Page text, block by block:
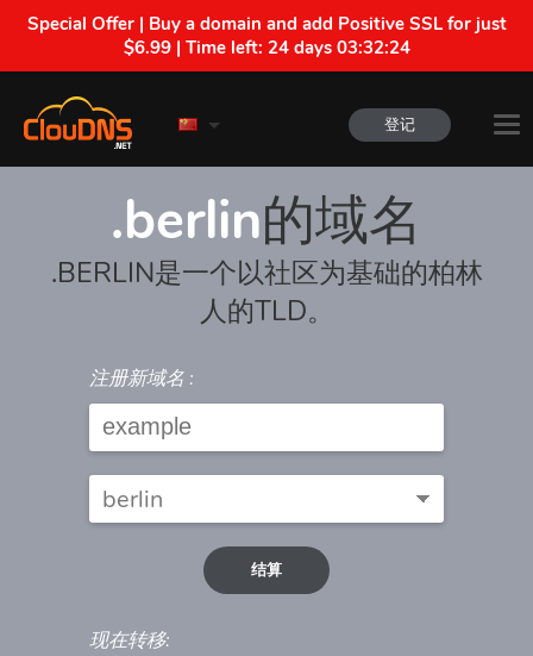
Special Offer | Buy a domain and add Positive SSL for just
$6.99 | Time left: 24 days 03:32:24
登记
.berlin的域名
.BERLIN是一个以社区为基础的柏林
人的TLD。
注册新域名 :
结算
现在转移: